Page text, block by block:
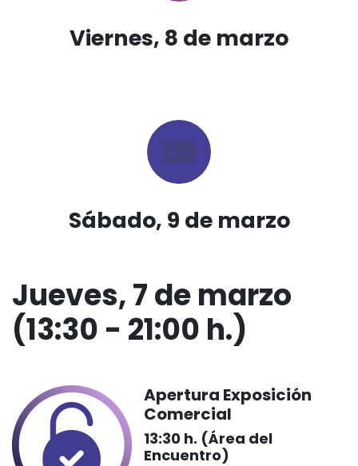
Viernes, 8 de marzo
Sábado, 9 de marzo
Jueves, 7 de marzo
(13:30 - 21:00 h.)
Apertura Exposición
Comercial
13:30 h. (Área del
Encuentro)